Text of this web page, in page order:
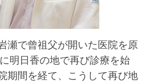
瀬で曾祖父が開いた医院を原
明日香の地で再び診療を始
期間を経て、こうして再び地